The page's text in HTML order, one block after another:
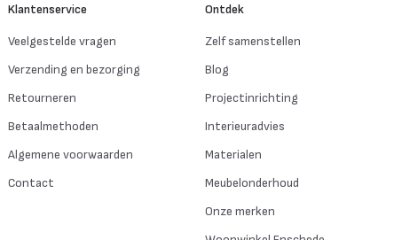
Klantenservice
Veelgestelde vragen
Verzending en bezorging
Retourneren
Betaalmethoden
Algemene voorwaarden
Contact
Ontdek
Zelf samenstellen
Blog
Projectinrichting
Interieuradvies
Materialen
Meubelonderhoud
Onze merken